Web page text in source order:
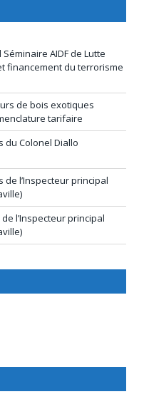
AIDF de Lutte
financement du terrorisme
de bois exotiques
tarifaire
du Colonel Diallo
de l’Inspecteur principal
l’Inspecteur principal